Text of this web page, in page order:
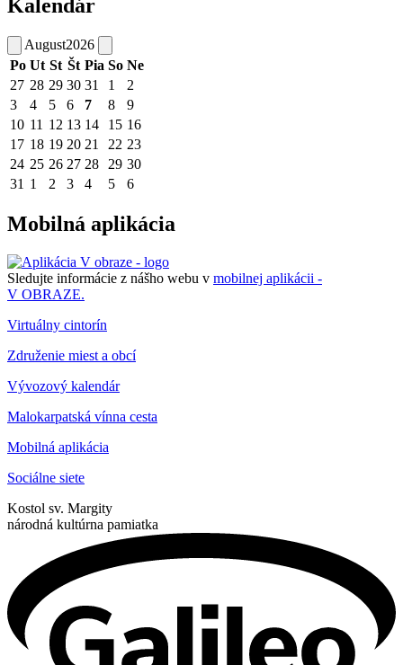
Kalendár
August2026
Po Ut St Št Pia So Ne
27 28 29 30 31 1
2
3
4 5 6 7 8
9
10 11 12 13 14 15 16
17 18 19 20 21 22 23
24 25 26 27 28 29 30
31 1 2 3 4 5 6
Mobilná aplikácia
Sledujte informácie z nášho webu v mobilnej aplikácii -
V OBRAZE.
Virtuálny cintorín
Združenie miest a obcí
Vývozový kalendár
Malokarpatská vínna cesta
Mobilná aplikácia
Sociálne siete
Kostol sv. Margity
národná kultúrna pamiatka